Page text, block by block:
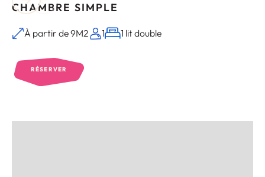
CHAMBRE SIMPLE
À partir de 9M2 1 1 lit double
RÉSERVER